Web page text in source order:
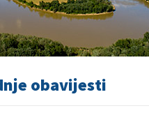
obavijesti